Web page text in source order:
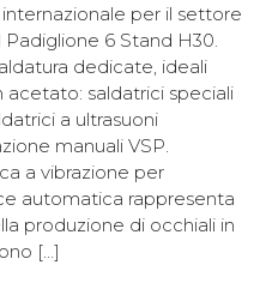
per il settore
Padiglione 6 Stand H30.
dedicate, ideali
acetato: saldatrici speciali
a ultrasuoni
manuali VSP.
a vibrazione per
automatica rappresenta
produzione di occhiali in
[…]